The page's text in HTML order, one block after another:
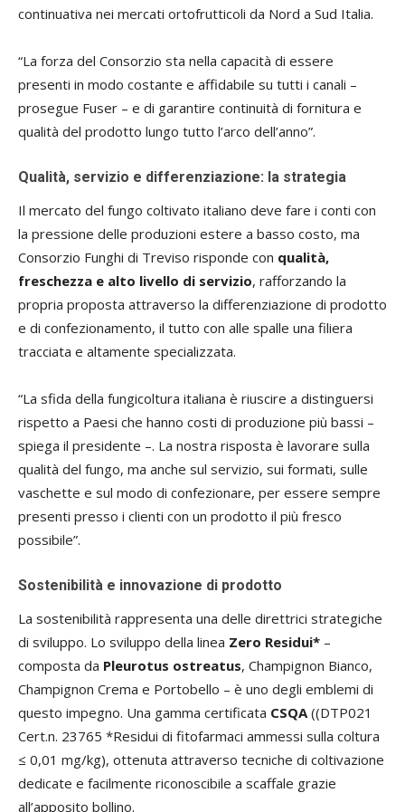
continuativa nei mercati ortofrutticoli da Nord a Sud Italia.
“La forza del Consorzio sta nella capacità di essere
presenti in modo costante e affidabile su tutti i canali –
prosegue Fuser – e di garantire continuità di fornitura e
qualità del prodotto lungo tutto l’arco dell’anno”.
Qualità, servizio e differenziazione: la strategia
Il mercato del fungo coltivato italiano deve fare i conti con
la pressione delle produzioni estere a basso costo, ma
Consorzio Funghi di Treviso risponde con qualità,
freschezza e alto livello di servizio, rafforzando la
propria proposta attraverso la differenziazione di prodotto
e di confezionamento, il tutto con alle spalle una filiera
tracciata e altamente specializzata.
“La sfida della fungicoltura italiana è riuscire a distinguersi
rispetto a Paesi che hanno costi di produzione più bassi –
spiega il presidente –. La nostra risposta è lavorare sulla
qualità del fungo, ma anche sul servizio, sui formati, sulle
vaschette e sul modo di confezionare, per essere sempre
presenti presso i clienti con un prodotto il più fresco
possibile”.
Sostenibilità e innovazione di prodotto
La sostenibilità rappresenta una delle direttrici strategiche
di sviluppo. Lo sviluppo della linea Zero Residui* –
composta da Pleurotus ostreatus, Champignon Bianco,
Champignon Crema e Portobello – è uno degli emblemi di
questo impegno. Una gamma certificata CSQA((DTP021
Cert.n. 23765 *Residui di fitofarmaci ammessi sulla coltura
≤ 0,01 mg/kg), ottenuta attraverso tecniche di coltivazione
dedicate e facilmente riconoscibile a scaffale grazie
all’apposito bollino.